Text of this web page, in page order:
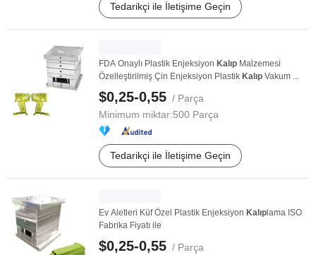
Tedarikçi ile İletişime Geçin
FDA Onaylı Plastik Enjeksiyon Kalıp Malzemesi
Özelleştirilmiş Çin Enjeksiyon Plastik Kalıp Vakum ...
$0,25-0,55 / Parça
Minimum miktar:500 Parça
Tedarikçi ile İletişime Geçin
Ev Aletleri Küf Özel Plastik Enjeksiyon Kalıp lama ISO
Fabrika Fiyatı ile
$0,25-0,55 / Parça